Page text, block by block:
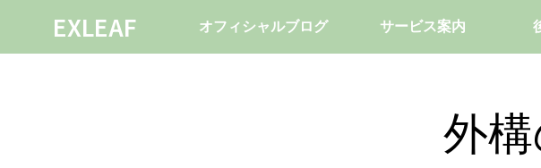
EXLEAF オフィシャルブログ サービス案内
外